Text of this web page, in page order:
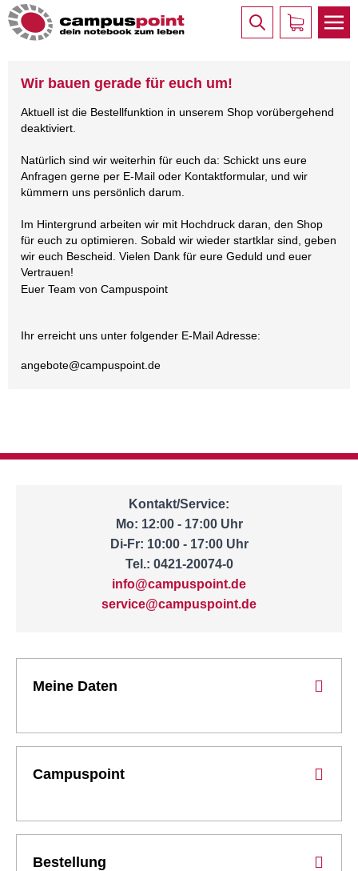
Wir bauen gerade für euch um!
Aktuell ist die Bestellfunktion in unserem Shop vorübergehend
deaktiviert.
Natürlich sind wir weiterhin für euch da: Schickt uns eure
Anfragen gerne per E-Mail oder Kontaktformular, und wir
kümmern uns persönlich darum.
Im Hintergrund arbeiten wir mit Hochdruck daran, den Shop
für euch zu optimieren. Sobald wir wieder startklar sind, geben
wir euch Bescheid. Vielen Dank für eure Geduld und euer
Vertrauen!
Euer Team von Campuspoint
Ihr erreicht uns unter folgender E-Mail Adresse:
angebote@campuspoint.de
Kontakt/Service:
Mo: 12:00 - 17:00 Uhr
Di-Fr: 10:00 - 17:00 Uhr
Tel.: 0421-20074-0
info@campuspoint.de
service@campuspoint.de
Meine Daten
Campuspoint
Bestellung